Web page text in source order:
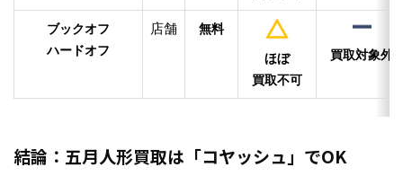
ブックオフ
ハードオフ
店舗 無料
ほぼ
買取不可
買取対象外
結論：五月人形買取は「コヤッシュ」でOK